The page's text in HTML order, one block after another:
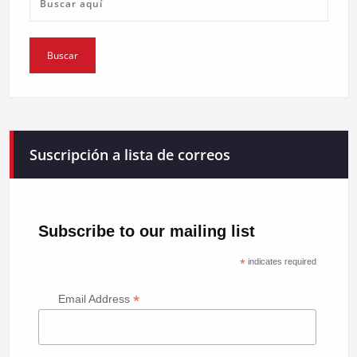
Suscripción a lista de correos
Subscribe to our mailing list
*indicates required
Email Address *